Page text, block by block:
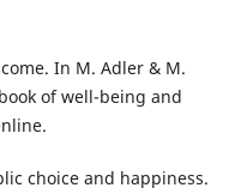
In M. Adler & M.
of well-being and
choice and happiness.